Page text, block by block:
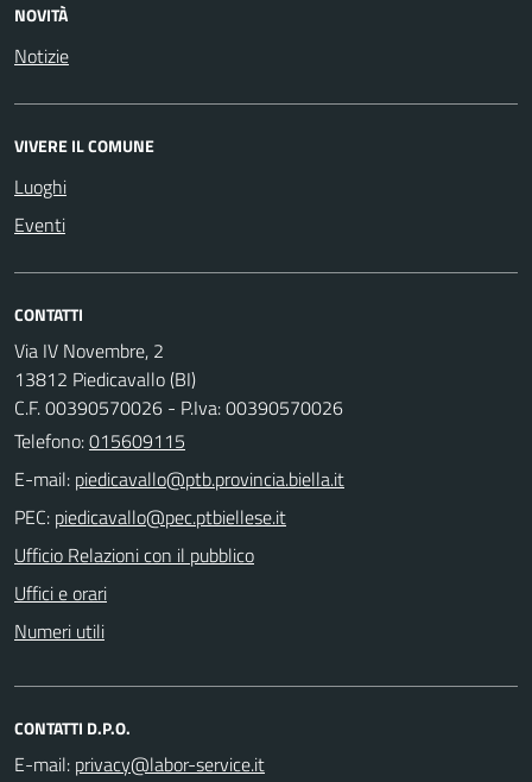
NOVITÀ
Notizie
VIVERE IL COMUNE
Luoghi
Eventi
CONTATTI
Via IV Novembre, 2
13812 Piedicavallo (BI)
C.F. 00390570026 - P.Iva: 00390570026
Telefono:015609115
E-mail:
PEC:
Ufficio Relazioni con il pubblico
Uffici e orari
Numeri utili
CONTATTI D.P.O.
E-mail: